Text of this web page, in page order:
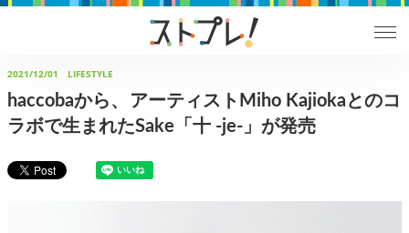
2021/12/01 LIFESTYLE
haccobaから、アーティストMiho Kajiokaとのコ
ラボで生まれたSake「十 -je-」が発売